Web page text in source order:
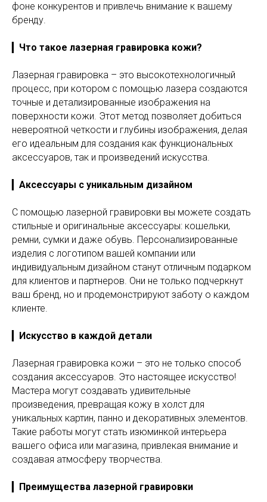
фоне конкурентов и привлечь внимание к вашему
бренду.
Что такое лазерная гравировка кожи?
Лазерная гравировка – это высокотехнологичный
процесс, при котором с помощью лазера создаются
точные и детализированные изображения на
поверхности кожи. Этот метод позволяет добиться
невероятной четкости и глубины изображения, делая
его идеальным для создания как функциональных
аксессуаров, так и произведений искусства.
Аксессуары с уникальным дизайном
С помощью лазерной гравировки вы можете создать
стильные и оригинальные аксессуары: кошельки,
ремни, сумки и даже обувь. Персонализированные
изделия с логотипом вашей компании или
индивидуальным дизайном станут отличным подарком
для клиентов и партнеров. Они не только подчеркнут
ваш бренд, но и продемонстрируют заботу о каждом
клиенте.
Искусство в каждой детали
Лазерная гравировка кожи – это не только способ
создания аксессуаров. Это настоящее искусство!
Мастера могут создавать удивительные
произведения, превращая кожу в холст для
уникальных картин, панно и декоративных элементов.
Такие работы могут стать изюминкой интерьера
вашего офиса или магазина, привлекая внимание и
создавая атмосферу творчества.
Преимущества лазерной гравировки